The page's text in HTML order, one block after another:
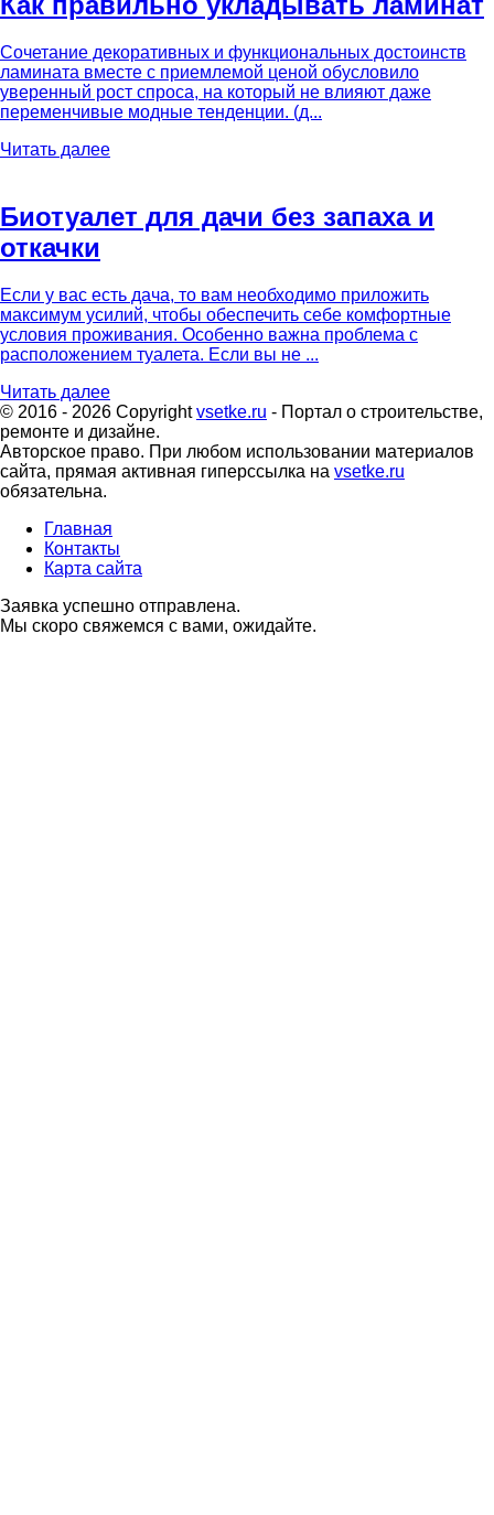
Сочетание декоративных и функциональных достоинств
ламината вместе с приемлемой ценой обусловило
уверенный рост спроса, на который не влияют даже
переменчивые модные тенденции. (д...
Читать далее
Биотуалет для дачи без запаха и
откачки
Если у вас есть дача, то вам необходимо приложить
максимум усилий, чтобы обеспечить себе комфортные
условия проживания. Особенно важна проблема с
расположением туалета. Если вы не ...
Читать далее
© 2016 - 2026 Copyrightvsetke.ru - Портал о строительстве,
ремонте и дизайне.
Авторское право. При любом использовании материалов
сайта, прямая активная гиперссылка на vsetke.ru
обязательна.
Главная
Контакты
Карта сайта
Заявка успешно отправлена.
Мы скоро свяжемся с вами, ожидайте.